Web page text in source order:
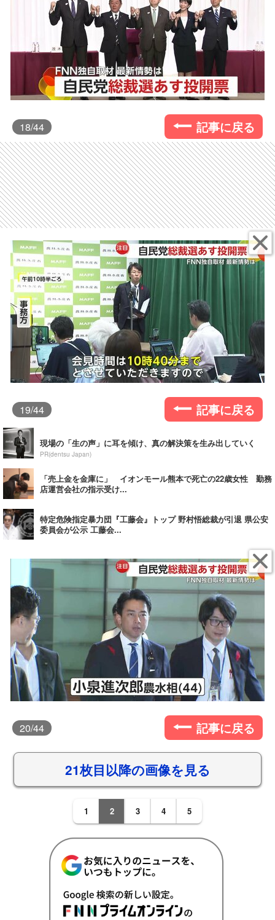
18/44 記事に戻る
19/44 記事に戻る
現場の「生の声」に耳を傾け、真の解決策を生み出していく
PR(dentsu Japan)
「売上金を金庫に」 イオンモール熊本で死亡の22歳女性 勤務
店運営会社の指示受け...
特定危険指定暴力団『工藤会』トップ 野村悟総裁が引退 県公安
委員会が公示 工藤会...
20/44 記事に戻る
21枚目以降の画像を見る
1 2 3 4 5